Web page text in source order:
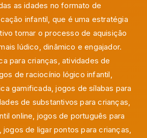
as idades no formato de
infantil, que é uma estratégia
tornar o processo de aquisição
lúdico, dinâmico e engajador.
para crianças, atividades de
de raciocínio lógico infantil,
gamificada, jogos de sílabas para
de substantivos para crianças,
online, jogos de português para
jogos de ligar pontos para crianças,